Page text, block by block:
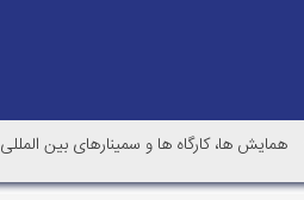
همایش ها، کارگاه ها و سمینارهای بین المللی